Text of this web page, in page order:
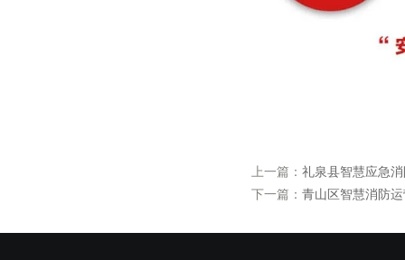
上一篇： 礼泉县智慧应急
下一篇： 青山区智慧消防